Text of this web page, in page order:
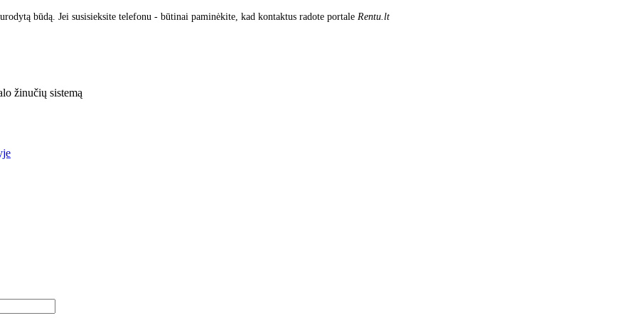
būdą. Jei susisieksite telefonu - būtinai paminėkite, kad kontaktus radote portale Rentu.lt
žinučių sistemą